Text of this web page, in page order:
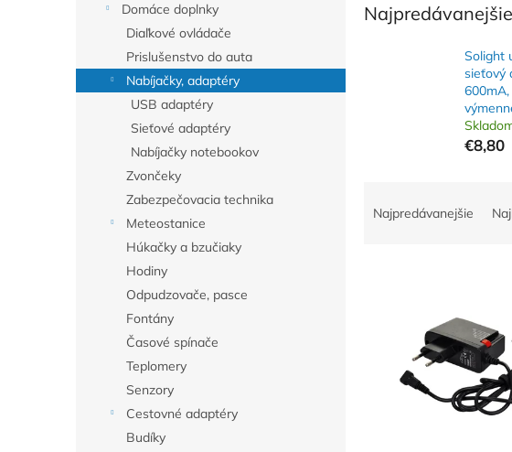
Domáce doplnky
Diaľkové ovládače
Prislušenstvo do auta
Nabíjačky, adaptéry
USB adaptéry
Sieťové adaptéry
Nabíjačky notebookov
Zvončeky
Zabezpečovacia technika
Meteostanice
Húkačky a bzučiaky
Hodiny
Odpudzovače, pasce
Fontány
Časové spínače
Teplomery
Senzory
Cestovné adaptéry
Budíky
Najpredávanejšie
Solight
sieťový
€8,80
Najpredávanejšie